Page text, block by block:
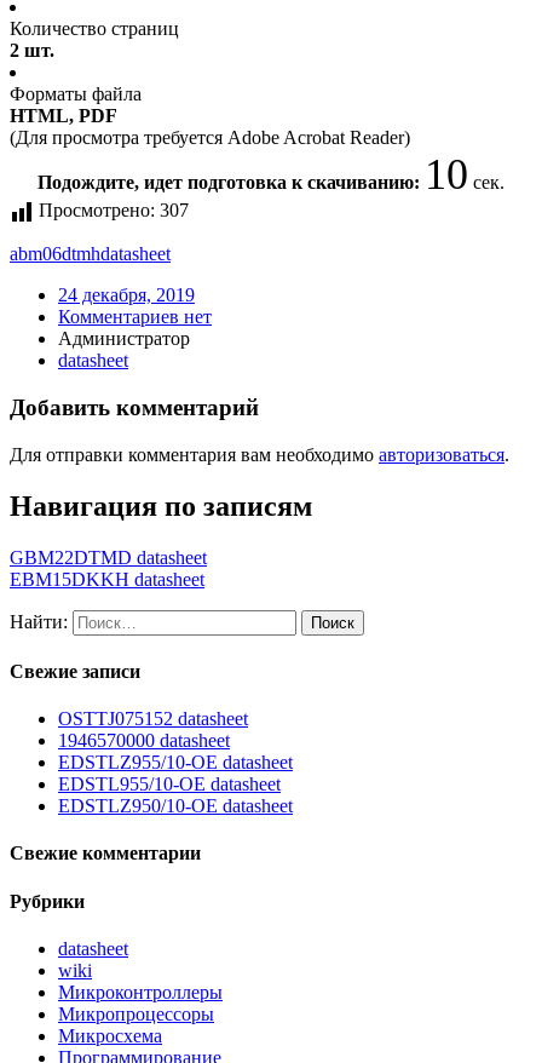
Количество страниц
2 шт.
Форматы файла
HTML, PDF
(Для просмотра требуется Adobe Acrobat Reader)
Подождите, идет подготовка к скачиванию: 10 сек.
Просмотрено: 307
abm06dtmhdatasheet
24 декабря, 2019
Комментариев нет
Администратор
datasheet
Добавить комментарий
Для отправки комментария вам необходимо авторизоваться.
Навигация по записям
GBM22DTMD datasheet
EBM15DKKH datasheet
Найти:
Свежие записи
OSTTJ075152 datasheet
1946570000 datasheet
EDSTLZ955/10-OE datasheet
EDSTL955/10-OE datasheet
EDSTLZ950/10-OE datasheet
Свежие комментарии
Рубрики
datasheet
wiki
Микроконтроллеры
Микропроцессоры
Микросхема
Программирование